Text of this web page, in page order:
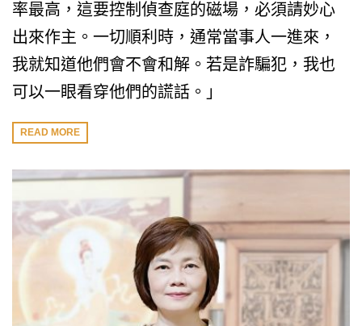
率最高，這要控制偵查庭的磁場，必須請妙心
出來作主。一切順利時，通常當事人一進來，
我就知道他們會不會和解。若是詐騙犯，我也
可以一眼看穿他們的謊話。」
READ MORE